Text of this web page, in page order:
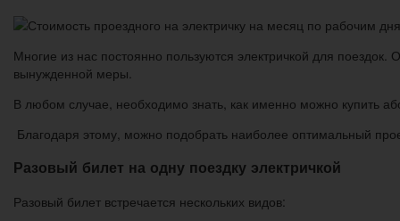
Многие из нас постоянно пользуются электричкой для
вынужденной меры.
В любом случае, необходимо знать, как именно можно купить
Благодаря этому, можно подобрать наиболее оптимальный
Разовый билет на одну поездку электричкой
Разовый билет встречается нескольких видов: